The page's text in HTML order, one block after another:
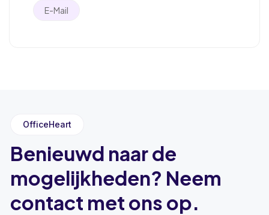
E-Mail
OfficeHeart
Benieuwd naar de
mogelijkheden? Neem
contact met ons op.